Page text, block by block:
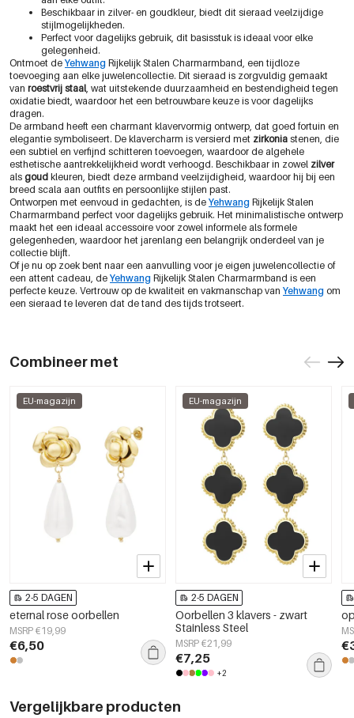
Beschikbaar in zilver- en goudkleur, biedt dit sieraad veelzijdige
stijlmogelijkheden.
Perfect voor dagelijks gebruik, dit basisstuk is ideaal voor elke
gelegenheid.
Ontmoet de Yehwang Rijkelijk Stalen Charmarmband, een tijdloze
toevoeging aan elke juwelencollectie. Dit sieraad is zorgvuldig gemaakt
van roestvrij staal, wat uitstekende duurzaamheid en bestendigheid tegen
oxidatie biedt, waardoor het een betrouwbare keuze is voor dagelijks
dragen.
De armband heeft een charmant klavervormig ontwerp, dat goed fortuin en
elegantie symboliseert. De klavercharm is versierd met zirkonia stenen, die
een subtiel en verfijnd schitteren toevoegen, waardoor de algehele
esthetische aantrekkelijkheid wordt verhoogd. Beschikbaar in zowel zilver
als goud kleuren, biedt deze armband veelzijdigheid, waardoor hij bij een
breed scala aan outfits en persoonlijke stijlen past.
Ontworpen met eenvoud in gedachten, is de Yehwang Rijkelijk Stalen
Charmarmband perfect voor dagelijks gebruik. Het minimalistische ontwerp
maakt het een ideaal accessoire voor zowel informele als formele
gelegenheden, waardoor het jarenlang een belangrijk onderdeel van je
collectie blijft.
Of je nu op zoek bent naar een aanvulling voor je eigen juwelencollectie of
een attent cadeau, de Yehwang Rijkelijk Stalen Charmarmband is een
perfecte keuze. Vertrouw op de kwaliteit en vakmanschap van Yehwang om
een sieraad te leveren dat de tand des tijds trotseert.
Combineer met
EU-magazijn
2-5 DAGEN
eternal rose oorbellen
MSRP €19,99
€6,50
EU-magazijn
2-5 DAGEN
Oorbellen 3 klavers - zwart
Stainless Steel
MSRP €21,99
€7,25
+2
Vergelijkbare producten